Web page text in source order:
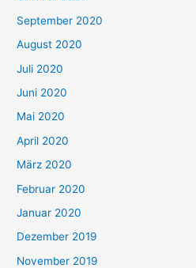
September 2020
August 2020
Juli 2020
Juni 2020
Mai 2020
April 2020
März 2020
Februar 2020
Januar 2020
Dezember 2019
November 2019